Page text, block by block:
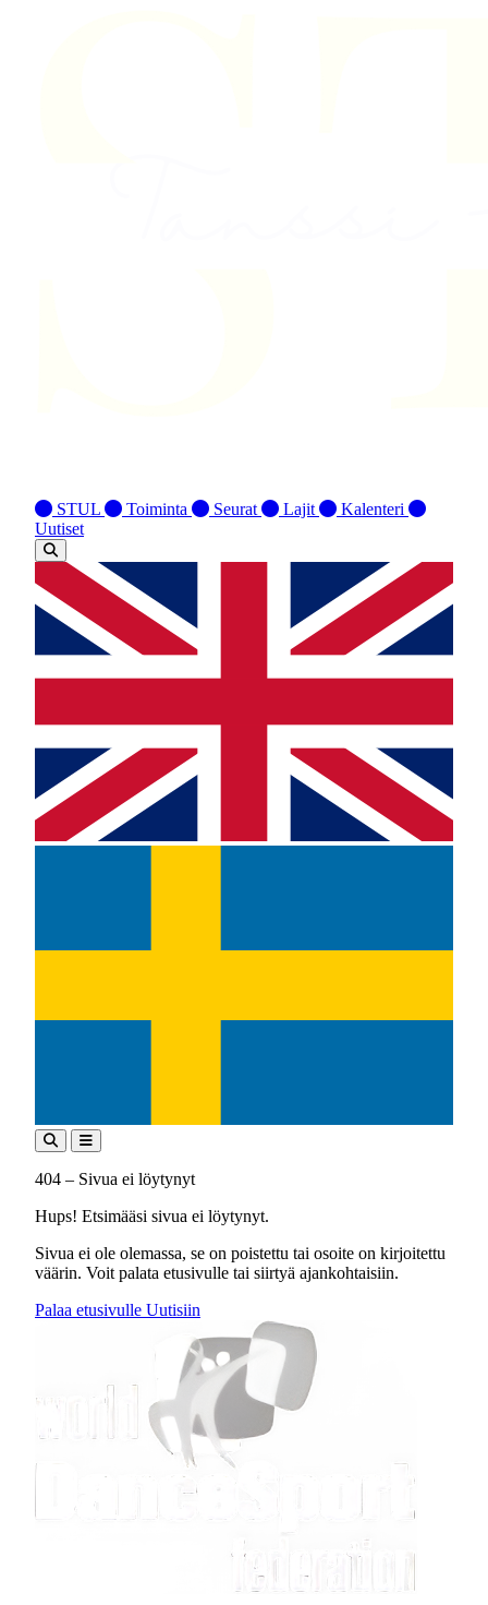
STUL Toiminta Seurat Lajit
Kalenteri
Uutiset
404 – Sivua ei löytynyt
Hups! Etsimääsi sivua ei löytynyt.
Sivua ei ole olemassa, se on poistettu tai osoite on kirjoitettu
väärin. Voit palata etusivulle tai siirtyä ajankohtaisiin.
Palaa etusivulle Uutisiin